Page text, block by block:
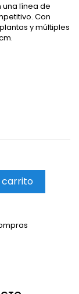
una línea de
Con
y múltiples
carrito